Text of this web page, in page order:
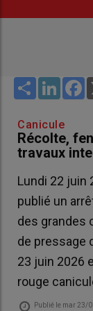
Share
Canicule
Récolte,
travaux
Lundi 22 juin
publié un
des grandes
de pressage
23 juin 2026
rouge
Publié le mar 23/